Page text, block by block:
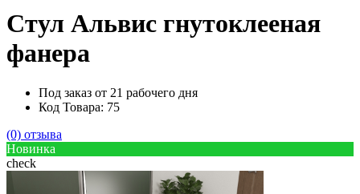
Стул Альвис гнутоклееная
фанера
Под заказ от 21 рабочего дня
Код Товара: 75
(0) отзыва
Новинка
check